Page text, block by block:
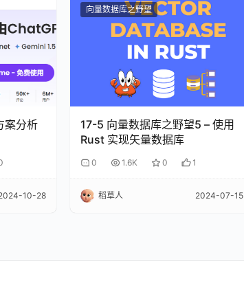
案分析
10-28
向量数据库之野望
17-5 向量数据库之野望5 – 使用
Rust 实现矢量数据库
0 1.6K 0 1
稻草人 2024-07-15